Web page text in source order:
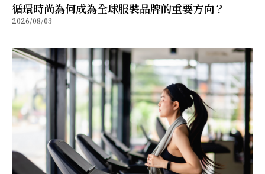
循環時尚為何成為全球服裝品牌的重要方向？
2026/08/03